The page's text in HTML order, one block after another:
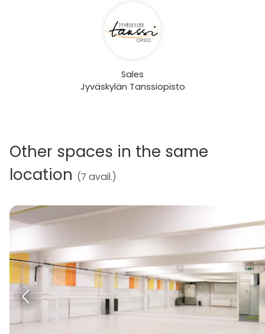
Sales
Jyväskylän Tanssiopisto
Other spaces in the same
location (7 avail.)